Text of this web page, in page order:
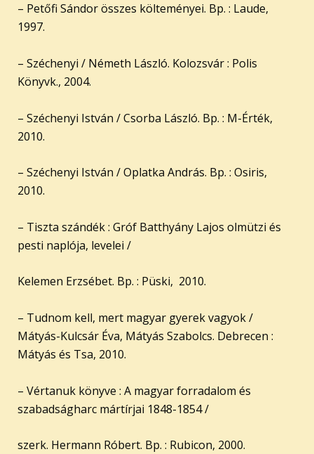
– Petőfi Sándor összes költeményei. Bp. : Laude,
1997.
– Széchenyi / Németh László. Kolozsvár : Polis
Könyvk., 2004.
– Széchenyi István / Csorba László. Bp. : M-Érték,
2010.
– Széchenyi István / Oplatka András. Bp. : Osiris,
2010.
– Tiszta szándék : Gróf Batthyány Lajos olmützi és
pesti naplója, levelei /
Kelemen Erzsébet. Bp. : Püski, 2010.
– Tudnom kell, mert magyar gyerek vagyok /
Mátyás-Kulcsár Éva, Mátyás Szabolcs. Debrecen :
Mátyás és Tsa, 2010.
– Vértanuk könyve : A magyar forradalom és
szabadságharc mártírjai 1848-1854 /
szerk. Hermann Róbert. Bp. : Rubicon, 2000.